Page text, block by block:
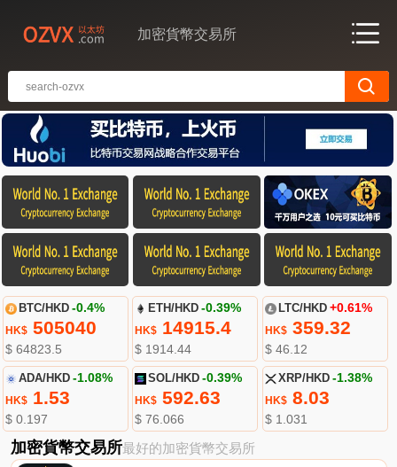
加密貨幣交易所
BTC/HKD -0.4%
HK$505040
$ 64823.5
ETH/HKD -0.39%
HK$ 14915.4
$ 1914.44
LTC/HKD +0.61%
HK$359.32
$ 46.12
ADA/HKD -1.08%
HK$1.53
$ 0.197
SOL/HKD -0.39%
HK$ 592.63
$ 76.066
XRP/HKD -1.38%
HK$8.03
$ 1.031
加密貨幣交易所最好的加密貨幣交易所